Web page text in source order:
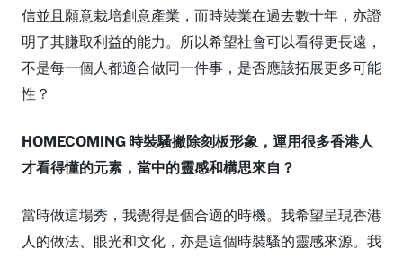
信並且願意栽培創意產業，而時裝業在過去數十年，亦證
明了其賺取利益的能力。所以希望社會可以看得更長遠，
不是每一個人都適合做同一件事，是否應該拓展更多可能
性？
HOMECOMING 時裝騷撇除刻板形象，運用很多香港人
才看得懂的元素，當中的靈感和構思來自？
當時做這場秀，我覺得是個合適的時機。我希望呈現香港
人的做法、眼光和文化，亦是這個時裝騷的靈感來源。我